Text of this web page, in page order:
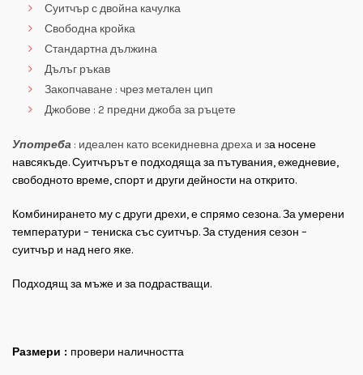
Суитчър с двойна качулка
Свободна кройка
Стандартна дължина
Дълъг ръкав
Закопчаване : чрез метален цип
Джобове : 2 предни джоба за ръцете
Употреба : идеален като всекидневна дреха и за носене
навсякъде. Суитчърът е подходяща за пътувания, ежедневие,
свободното време, спорт и други дейности на открито.
Комбинирането му с други дрехи, е спрямо сезона. За умерени
температури – тениска със суитчър. За студения сезон –
суитчър и над него яке.
Подходящ за мъже и за подрастващи.
Размери : провери наличността